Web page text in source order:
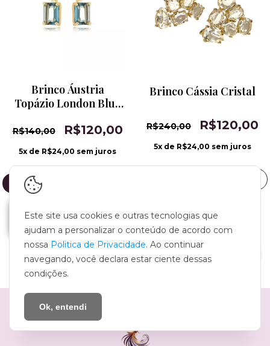
Brinco Áustria
Topázio London Blue
R$140,00 R$120,00
5x de R$24,00 sem juros
Brinco Cássia Cristal
R$240,00 R$120,00
5x de R$24,00 sem juros
MOSTRAR MAIS PRODUTOS
Este site usa cookies e outras tecnologias que
ajudam a personalizar o conteúdo de acordo com
nossa Politica de Privacidade. Ao continuar
navegando, você declara estar ciente dessas
condições.
Ok, entendi